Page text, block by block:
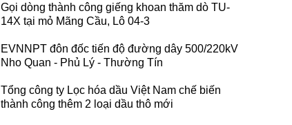
Gọi dòng thành công giếng khoan thăm dò TU-
14X tại mỏ Mãng Cầu, Lô 04-3
EVNNPT đôn đốc tiến độ đường dây 500/220kV
Nho Quan - Phủ Lý - Thường Tín
Tổng công ty Lọc hóa dầu Việt Nam chế biến
thành công thêm 2 loại dầu thô mới